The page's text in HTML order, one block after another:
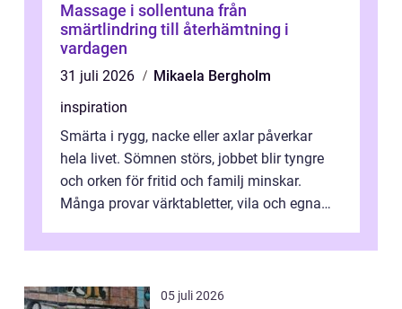
Massage i sollentuna från
smärtlindring till återhämtning i
vardagen
31 juli 2026
Mikaela Bergholm
inspiration
Smärta i rygg, nacke eller axlar påverkar
hela livet. Sömnen störs, jobbet blir tyngre
och orken för fritid och familj minskar.
Många provar värktabletter, vila och egna
05 juli 2026